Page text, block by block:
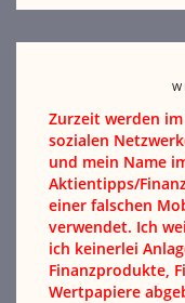
Zurzeit werden
sozialen
und mein Name
Aktientipps/
einer falschen
verwendet. Ich
ich keinerlei
Finanzprodukte,
Wertpapiere